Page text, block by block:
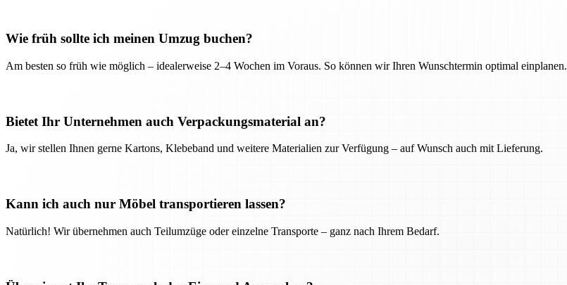
Wie früh sollte ich meinen Umzug buchen?
Am besten so früh wie möglich – idealerweise 2–4 Wochen im Voraus. So können wir Ihren Wunschtermin optimal einplanen.
Bietet Ihr Unternehmen auch Verpackungsmaterial an?
Ja, wir stellen Ihnen gerne Kartons, Klebeband und weitere Materialien zur Verfügung – auf Wunsch auch mit Lieferung.
Kann ich auch nur Möbel transportieren lassen?
Natürlich! Wir übernehmen auch Teilumzüge oder einzelne Transporte – ganz nach Ihrem Bedarf.